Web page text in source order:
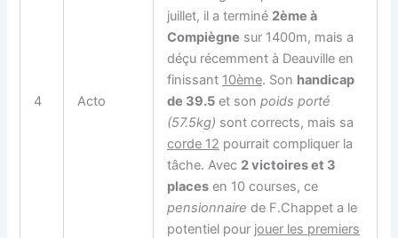
4 Acto
juillet, il a terminé 2ème à
Compiègne sur 1400m, mais a
déçu récemment à Deauville en
finissant 10ème. Son handicap
de 39.5 et sonpoids porté
(57.5kg) sont corrects, mais sa
corde 12 pourrait compliquer la
tâche. Avec 2 victoires et 3
places en 10 courses, ce
pensionnaire de F.Chappet a le
potentiel pour jouer les premiers